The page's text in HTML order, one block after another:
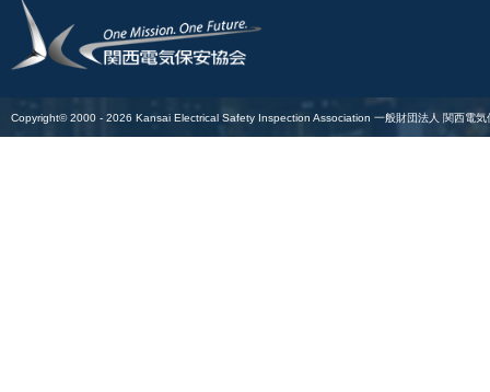
Copyright© 2000 - 2026 Kansai Electrical Safety Inspection Association 一般財団法人 関西電気